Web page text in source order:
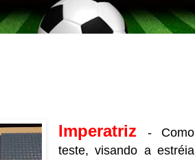
Imperatriz
- Como
teste, visando a estréia